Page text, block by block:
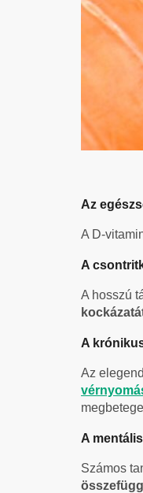
Az
A D-
A
A hosszú
A
Az
A
Számos